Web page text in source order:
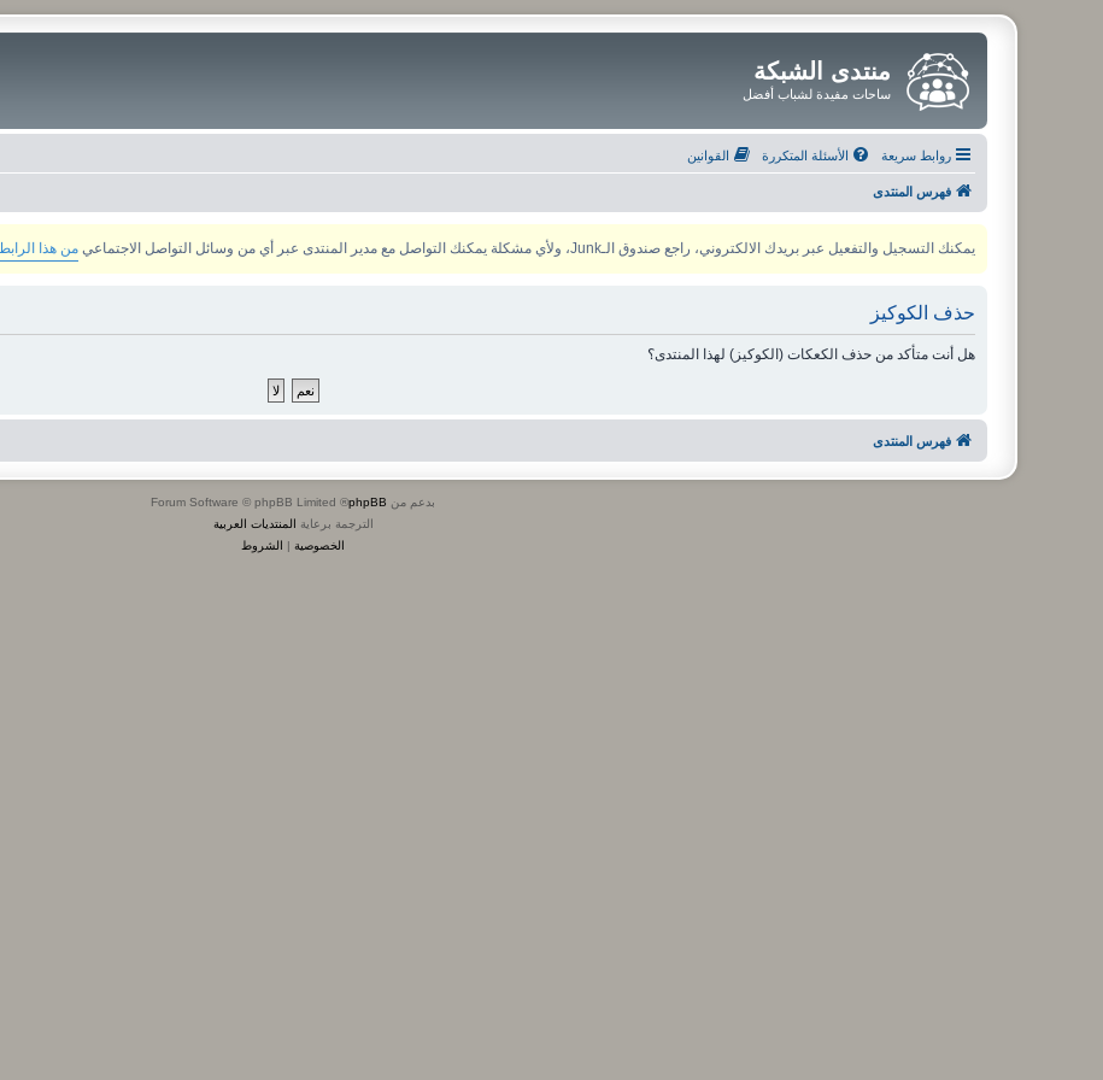
منتدى الشبكة
ساحات مفيدة لشباب أفضل
روابط سريعة الأسئلة المتكررة القوانين
فهرس المنتدى
يمكنك التسجيل والتفعيل عبر بريدك الالكتروني، راجع صندوق الـJunk، ولأي مشكلة يمكنك التواصل مع مدير المنتدى عبر أي من وسائل التواصل الاجتماعي من هذا الرابط
حذف الكوكيز
هل أنت متأكد من حذف الكعكات (الكوكيز) لهذا المنتدى؟
فهرس المنتدى
بدعم من phpBB
® Forum Software © phpBB Limited
الترجمة برعاية المنتديات العربية
الخصوصية | الشروط